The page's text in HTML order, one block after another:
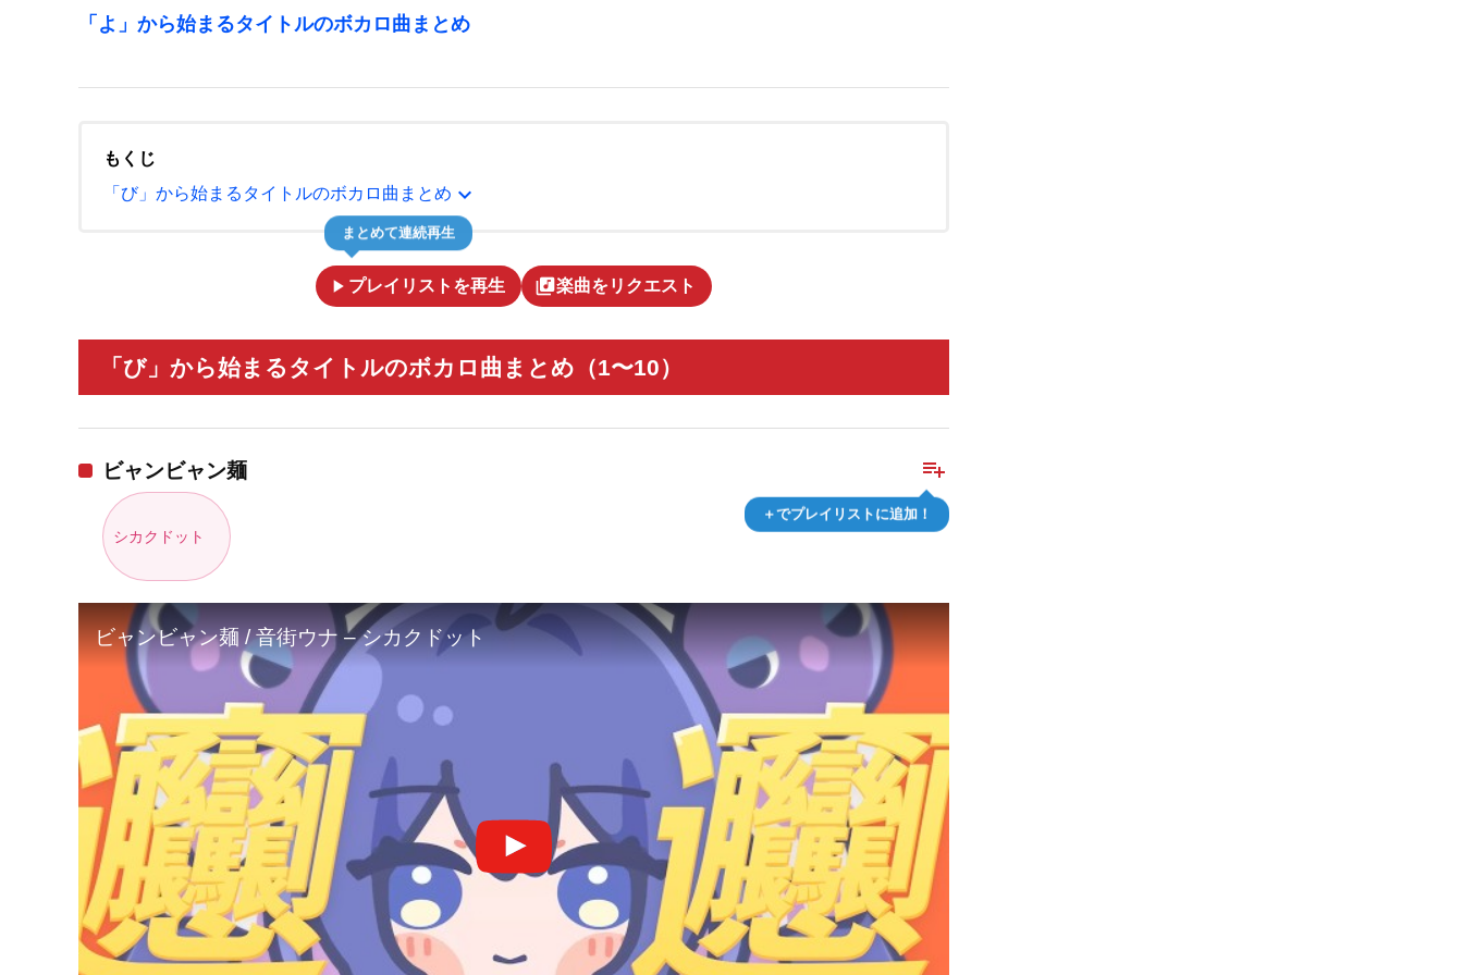
「よ」から始まるタイトルのボカロ曲まとめ
もくじ
「び」から始まるタイトルのボカロ曲まとめ expand_more
play_arrow プレイリストを再生
まとめて連続再生
library_music楽曲をリクエスト
「び」から始まるタイトルのボカロ曲まとめ（1〜10）
playlist_add
＋でプレイリストに追加！
ビャンビャン麺
シカクドット
ビャンビャン麺 / 音街ウナ – シカクドット